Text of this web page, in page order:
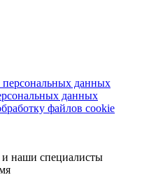
данных
данных
файлов cookie
и наши специалисты